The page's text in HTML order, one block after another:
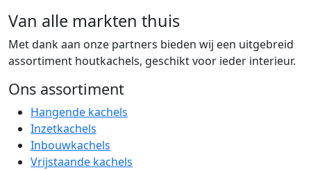
Van alle markten thuis
Met dank aan onze partners bieden wij een uitgebreid
assortiment houtkachels, geschikt voor ieder interieur.
Ons assortiment
Hangende kachels
Inzetkachels
Inbouwkachels
Vrijstaande kachels